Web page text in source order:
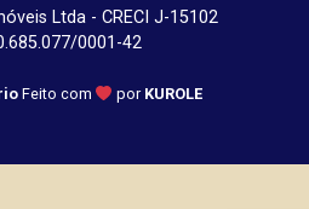
Ltda - CRECI J-15102
0001-42
Feito com por KUROLE